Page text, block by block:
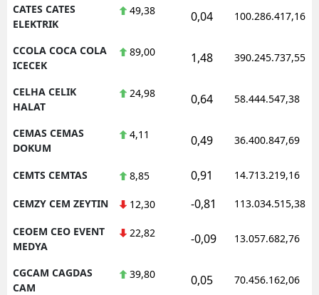
CATES CATES
ELEKTRIK
49,38 0,04 100.286.417,16
CCOLA COCA COLA
ICECEK
89,00 1,48 390.245.737,55
CELHA CELIK
HALAT
24,98 0,64 58.444.547,38
CEMAS CEMAS
DOKUM
4,11 0,49 36.400.847,69
CEMTS CEMTAS 8,85 0,91 14.713.219,16
CEMZY CEM ZEYTIN 12,30 -0,81 113.034.515,38
CEOEM CEO EVENT
MEDYA
22,82 -0,09 13.057.682,76
CGCAM CAGDAS
CAM
39,80 0,05 70.456.162,06